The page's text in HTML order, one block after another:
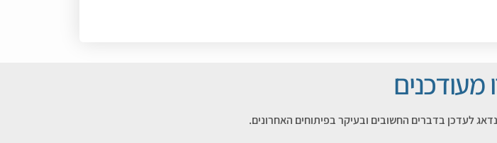
מעודכנים
לעדכן בדברים החשובים ובעיקר בפיתוחים האחרונים.